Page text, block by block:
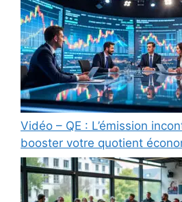
Vidéo – QE : L’émission
booster votre quotient